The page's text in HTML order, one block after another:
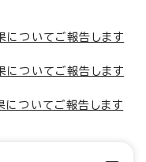
についてご報告します
についてご報告します
についてご報告します